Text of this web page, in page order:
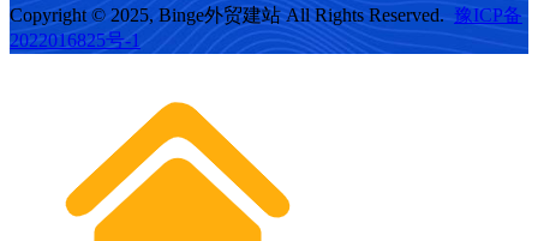
Copyright © 2025, Binge外贸建站 All Rights Reserved. 豫ICP备
2022016825号-1